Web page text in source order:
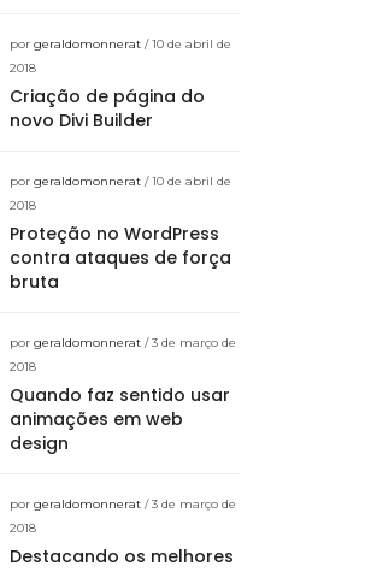
por geraldomonnerat / 10 de abril de
2018
Criação de página do
novo Divi Builder
por geraldomonnerat / 10 de abril de
2018
Proteção no WordPress
contra ataques de força
bruta
por geraldomonnerat / 3 de março de
2018
Quando faz sentido usar
animações em web
design
por geraldomonnerat / 3 de março de
2018
Destacando os melhores